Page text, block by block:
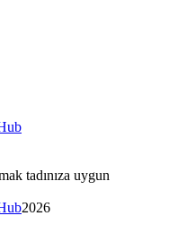
tadınıza uygun
2026